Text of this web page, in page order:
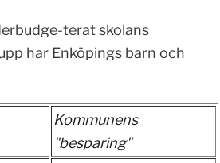
terat skolans
har Enköpings barn och
Kommunens
"besparing"